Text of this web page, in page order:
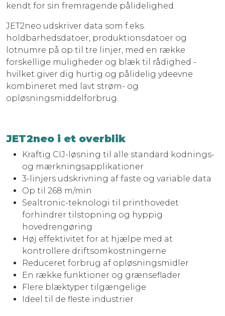
kendt for sin fremragende pålidelighed.
JET2neo udskriver data som f.eks.
holdbarhedsdatoer, produktionsdatoer og
lotnumre på op til tre linjer, med en række
forskellige muligheder og blæk til rådighed -
hvilket giver dig hurtig og pålidelig ydeevne
kombineret med lavt strøm- og
opløsningsmiddelforbrug.
JET2neo i et overblik
Kraftig CIJ-løsning til alle standard kodnings-
og mærkningsapplikationer
3-linjers udskrivning af faste og variable data
Op til 268 m/min
Sealtronic-teknologi til printhovedet
forhindrer tilstopning og hyppig
hovedrengøring
Høj effektivitet for at hjælpe med at
kontrollere driftsomkostningerne
Reduceret forbrug af opløsningsmidler
En række funktioner og grænseflader
Flere blæktyper tilgængelige
Ideel til de fleste industrier